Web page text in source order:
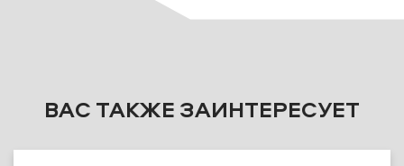
ВАС ТАКЖЕ ЗАИНТЕРЕСУЕТ